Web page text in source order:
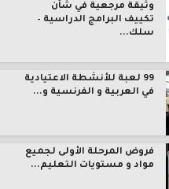
وثيقة مرجعية في شأن
تكييف البرامج الدراسية –
سلك...
99 لعبة للأنشطة الاعتيادية
في العربية و الفرنسية و...
فروض المرحلة الأولى لجميع
مواد و مستويات التعليم...